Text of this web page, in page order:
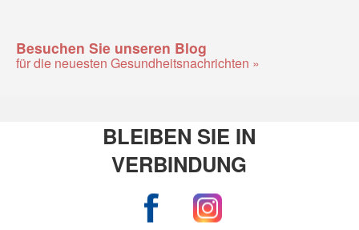
Besuchen Sie unseren Blog
für die neuesten Gesundheitsnachrichten »
BLEIBEN SIE IN
VERBINDUNG